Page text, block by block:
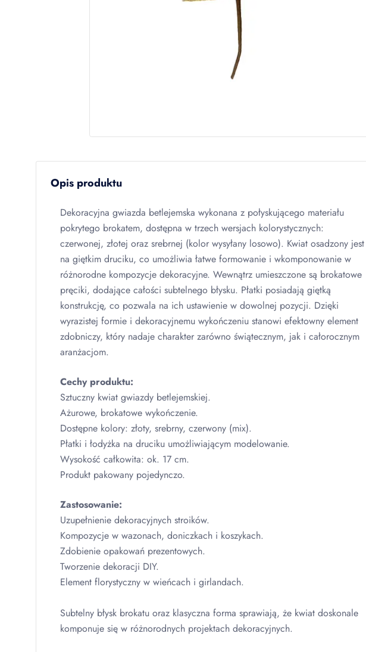
Opis produktu
Dekoracyjna gwiazda betlejemska wykonana z połyskującego materiału
pokrytego brokatem, dostępna w trzech wersjach kolorystycznych:
czerwonej, złotej oraz srebrnej (kolor wysyłany losowo). Kwiat osadzony jest
na giętkim druciku, co umożliwia łatwe formowanie i wkomponowanie w
różnorodne kompozycje dekoracyjne. Wewnątrz umieszczone są brokatowe
pręciki, dodające całości subtelnego błysku. Płatki posiadają giętką
konstrukcję, co pozwala na ich ustawienie w dowolnej pozycji. Dzięki
wyrazistej formie i dekoracyjnemu wykończeniu stanowi efektowny element
zdobniczy, który nadaje charakter zarówno świątecznym, jak i całorocznym
aranżacjom.
Cechy produktu:
Sztuczny kwiat gwiazdy betlejemskiej.
Ażurowe, brokatowe wykończenie.
Dostępne kolory: złoty, srebrny, czerwony (mix).
Płatki i łodyżka na druciku umożliwiającym modelowanie.
Wysokość całkowita: ok. 17 cm.
Produkt pakowany pojedynczo.
Zastosowanie:
Uzupełnienie dekoracyjnych stroików.
Kompozycje w wazonach, doniczkach i koszykach.
Zdobienie opakowań prezentowych.
Tworzenie dekoracji DIY.
Element florystyczny w wieńcach i girlandach.
Subtelny błysk brokatu oraz klasyczna forma sprawiają, że kwiat doskonale
komponuje się w różnorodnych projektach dekoracyjnych.